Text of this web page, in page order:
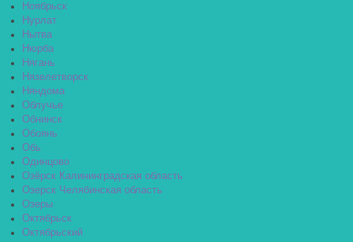
Ноябрьск
Нурлат
Нытва
Нюрба
Нягань
Нязелетворск
Няндома
Облучье
Обнинск
Обоянь
Обь
Одинцово
Озёрск Калининградская область
Озерск Челябинская область
Озеры
Октябрьск
Октябрьский